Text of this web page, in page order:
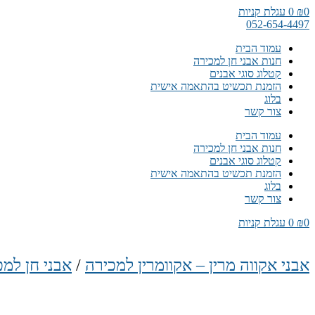
דלג
לתוכן
₪0
0 עגלת קניות
052-654-4497
עמוד הבית
חנות אבני חן למכירה
קטלוג סוגי אבנים
הזמנת תכשיט בהתאמה אישית
בלוג
צור קשר
עמוד הבית
חנות אבני חן למכירה
קטלוג סוגי אבנים
הזמנת תכשיט בהתאמה אישית
בלוג
צור קשר
₪0
0 עגלת קניות
אבני אקווה מרין – אקוומרין למכירה / אבני חן